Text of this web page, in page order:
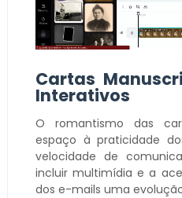
Cartas
Interativos
O romantismo das
espaço à praticidade
velocidade de
incluir multimídia e a
dos e-mails uma